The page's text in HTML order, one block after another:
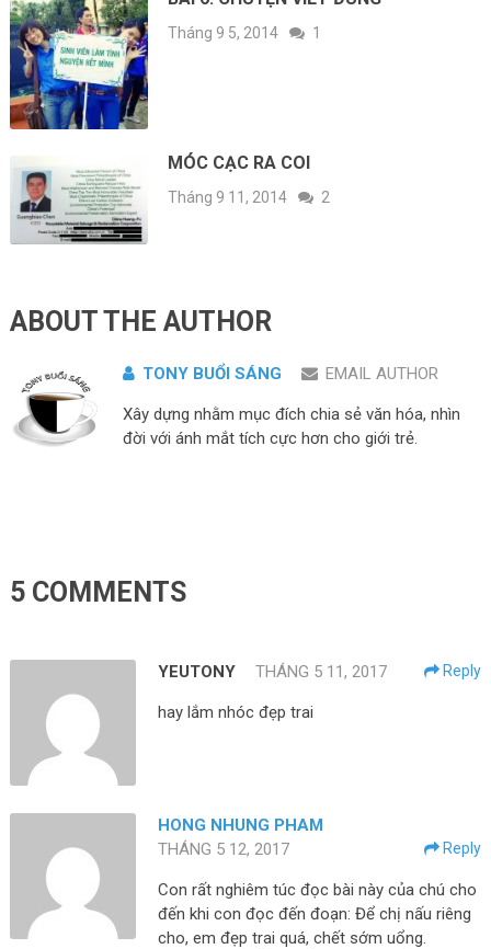
Tháng 9 5, 2014 1
MÓC CẠC RA COI
Tháng 9 11, 2014 2
ABOUT THE AUTHOR
TONY BUỔI SÁNG EMAIL AUTHOR
Xây dựng nhằm mục đích chia sẻ văn hóa, nhìn
đời với ánh mắt tích cực hơn cho giới trẻ.
5 COMMENTS
YEUTONY THÁNG 5 11, 2017 Reply
hay lắm nhóc đẹp trai
HONG NHUNG PHAM
THÁNG 5 12, 2017
Reply
Con rất nghiêm túc đọc bài này của chú cho
đến khi con đọc đến đoạn: Để chị nấu riêng
cho, em đẹp trai quá, chết sớm uổng.